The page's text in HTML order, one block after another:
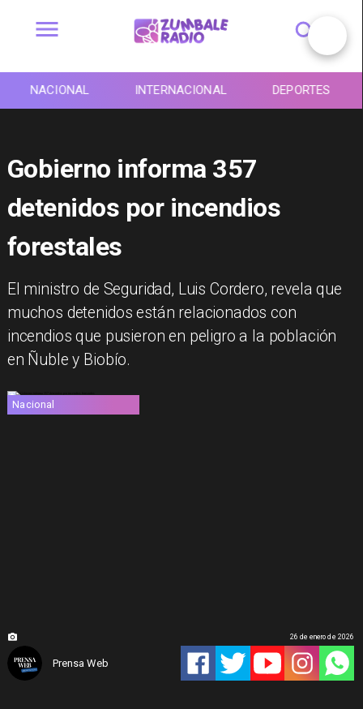
NACIONAL INTERNACIONAL DEPORTES
Gobierno informa 357
detenidos por incendios
forestales
El ministro de Seguridad, Luis Cordero, revela que
muchos detenidos están relacionados con
incendios que pusieron en peligro a la población
en Ñuble y Biobío.
Nacional
Prensa Web
26 de enero de 2026